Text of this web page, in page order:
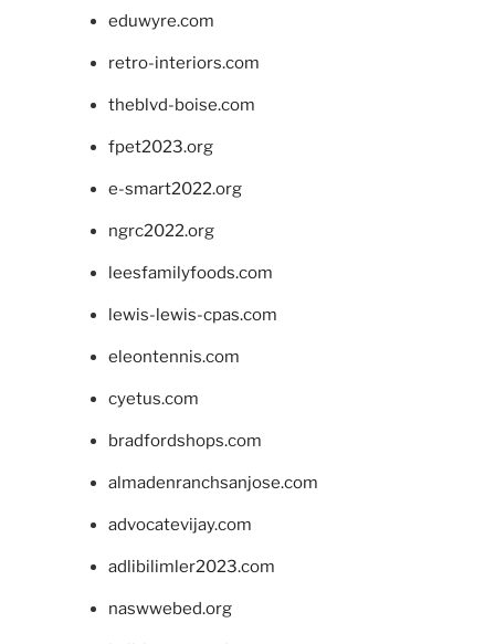
eduwyre.com
retro-interiors.com
theblvd-boise.com
fpet2023.org
e-smart2022.org
ngrc2022.org
leesfamilyfoods.com
lewis-lewis-cpas.com
eleontennis.com
cyetus.com
bradfordshops.com
almadenranchsanjose.com
advocatevijay.com
adlibilimler2023.com
naswwebed.org